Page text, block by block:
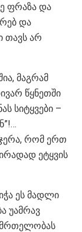
ფრაზა და
და
თავს არ
მაგრამ
წყნეთში
სიტყვები –
რომ ერთ
ეტყვის
ეს მადლი
უამრავ